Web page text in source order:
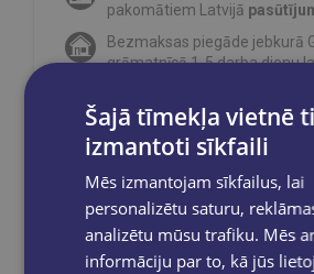
pakomātiem Latvijā
Bezmaksas piegāde jebkurā
grāmatnīcā 1-5 darba dienu
e-pastu un/ vai SMS.
Dalies sociālajos tīklos:
Šajā tīmekļa vietnē
izmantoti sīkfaili
Mēs izmantojam sīkfailus, lai
personalizētu saturu,
analizētu mūsu trafiku. Mēs
informāciju par to, kā jūs